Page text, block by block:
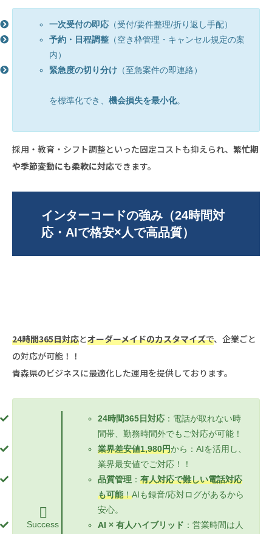
一次受付の即応 （受付/要件整理/折り返し手配）
予約・日程調整 （空き枠管理・キャンセル規定の案
内）
緊急度の切り分け （至急案件の即連絡）
を標準化でき、機会損失を最小化。
採用・教育・シフト調整といった固定コストも抑えられ、 繁忙期
や季節変動にも柔軟に対応できます。
インターコードの強み（24時間対
応・AIで格安×人で高品質）
24時間365日対応とオーダーメイドのカスタマイズで、企業ごと
の対応が可能！！
青森県のビジネスに最適化した運用を提供しております。
Success
24時間365日対応：電話が取れない時
間帯、勤務時間外でもご対応が可能！
業界差安値1,980円から：AIを活用し、
業界最安値でご対応！！
品質管理： 有人対応で難しい電話対応
も可能！AIも録音/応対ログがあるから
安心。
AI × 有人ハイブリッド ：営業時間は人